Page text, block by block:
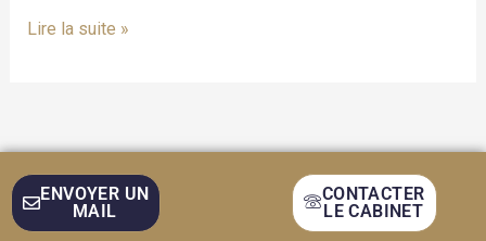
Lire la suite »
ENVOYER UN
MAIL
CONTACTER
LE CABINET